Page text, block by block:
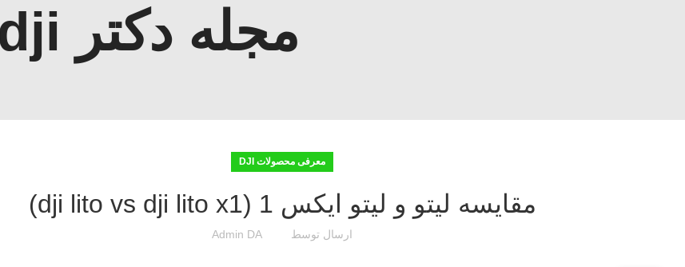
مجله دکتر dji
معرفی محصولات DJI
مقایسه لیتو و لیتو ایکس 1 (dji lito vs dji lito x1)
ارسال توسط Admin DA